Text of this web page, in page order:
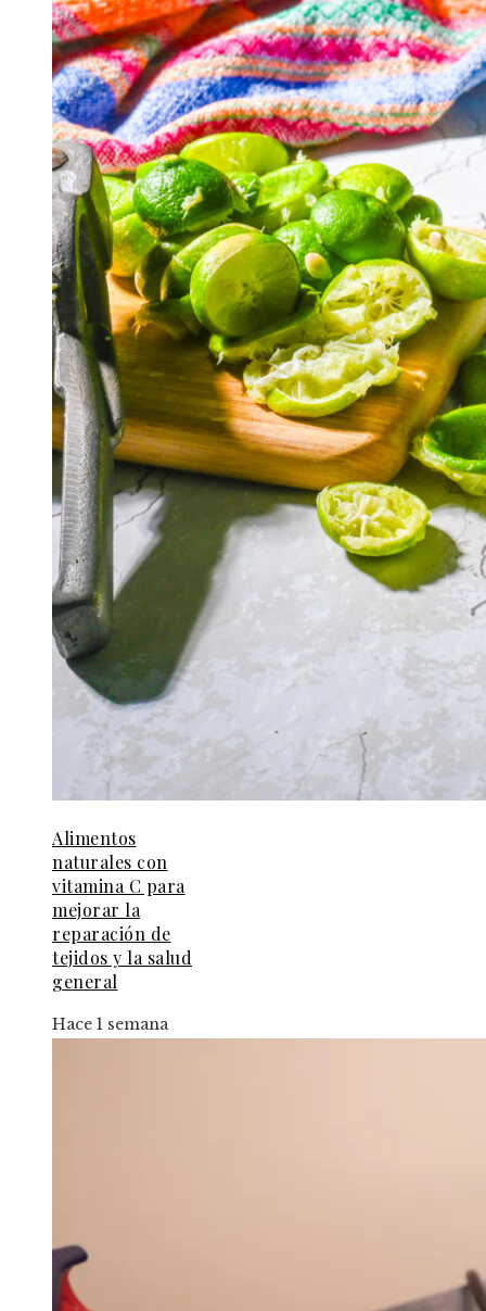
Alimentos
naturales con
vitamina C para
mejorar la
reparación de
tejidos y la salud
general
Hace 1 semana